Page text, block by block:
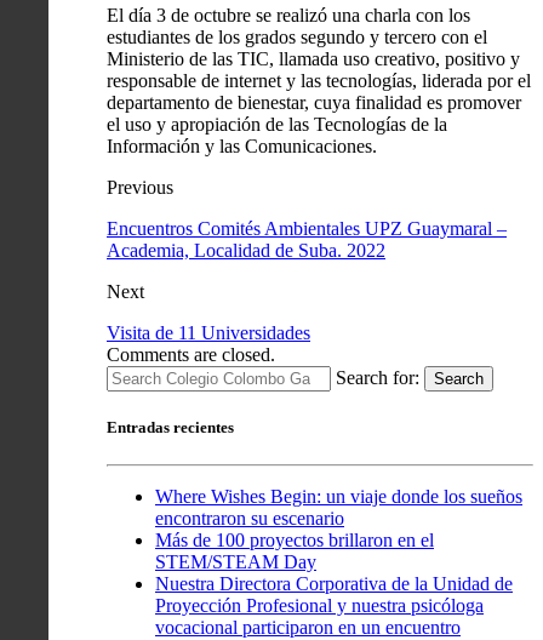
El día 3 de octubre se realizó una charla con los
estudiantes de los grados segundo y tercero con el
Ministerio de las TIC, llamada uso creativo, positivo y
responsable de internet y las tecnologías, liderada por el
departamento de bienestar, cuya finalidad es promover
el uso y apropiación de las Tecnologías de la
Información y las Comunicaciones.
Previous
Encuentros Comités Ambientales UPZ Guaymaral –
Academia, Localidad de Suba. 2022
Next
Visita de 11 Universidades
Comments are closed.
Search for:
Search
Entradas recientes
Where Wishes Begin: un viaje donde los sueños
encontraron su escenario
Más de 100 proyectos brillaron en el
STEM/STEAM Day
Nuestra Directora Corporativa de la Unidad de
Proyección Profesional y nuestra psicóloga
vocacional participaron en un encuentro